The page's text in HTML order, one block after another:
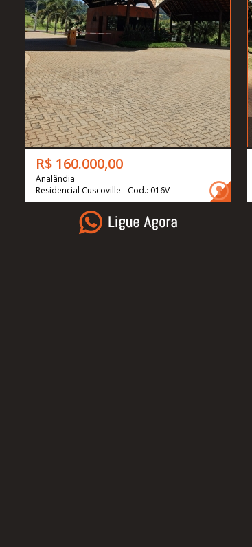
R$ 160.000,00
Analândia
Residencial Cuscoville - Cod.: 016V